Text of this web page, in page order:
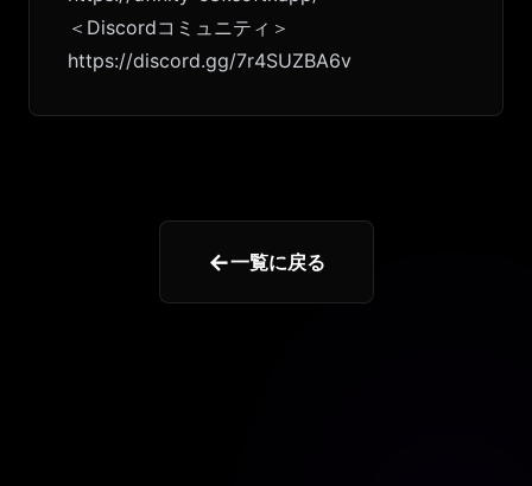
＜Discordコミュニティ＞
https://discord.gg/7r4SUZBA6v
←一覧に戻る